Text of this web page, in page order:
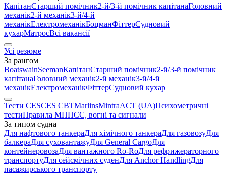
КапітанСтарший помічник2-й/3-й помічник капітанаГоловний
механік2-й механік3-й/4-й
механікЕлектромеханікБоцманФіттерСудновий
кухарМатросВсі вакансії
Усі резюме
За рангом
BoatswainSeemanКапітанСтарший помічник2-й/3-й помічник
капітанаГоловний механік2-й механік3-й/4-й
механікЕлектромеханікФіттерСудновий кухар
Тести CESCES CBTMarlinsMintraACT (UA)Психометричні
тестиПравила МППСС, вогні та сигнали
За типом судна
Для нафтового танкераДля хімічного танкераДля газовозуДля
балкераДля суховантажуДля General CargoДля
контейнеровозаДля вантажного Ro-RoДля рефрижераторного
транспортуДля сейсмічних суденДля Anchor HandlingДля
пасажирського транспорту